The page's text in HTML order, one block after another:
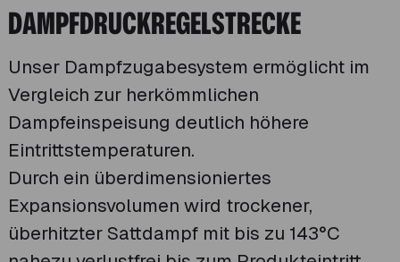
DAMPFDRUCKREGELSTRECKE
Unser Dampfzugabesystem ermöglicht im
Vergleich zur herkömmlichen
Dampfeinspeisung deutlich höhere
Eintrittstemperaturen.
Durch ein überdimensioniertes
Expansionsvolumen wird trockener,
überhitzter Sattdampf mit bis zu 143°C